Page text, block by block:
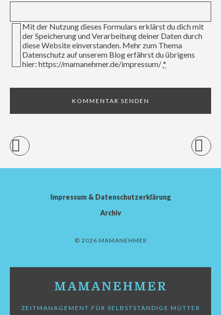
Mit der Nutzung dieses Formulars erklärst du dich mit
der Speicherung und Verarbeitung deiner Daten durch
diese Website einverstanden. Mehr zum Thema
Datenschutz auf unserem Blog erfährst du übrigens
hier: https://mamanehmer.de/impressum/*
Impressum & Datenschutzerklärung
Archiv
© 2026 MAMANEHMER
MAMANEHMER
ZEITMANAGEMENT FÜR SELBSTSTÄNDIGE MÜTTER